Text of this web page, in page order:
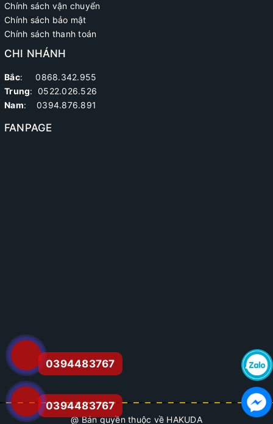
Chính sách vận chuyển
Chính sách bảo mật
Chính sách thanh toán
CHI NHÁNH
Bắc: 0868.342.955
Trung: 0522.026.526
Nam: 0394.876.891
FANPAGE
@ Bản quyền thuộc về HAKUDA
0394483767
0394483767